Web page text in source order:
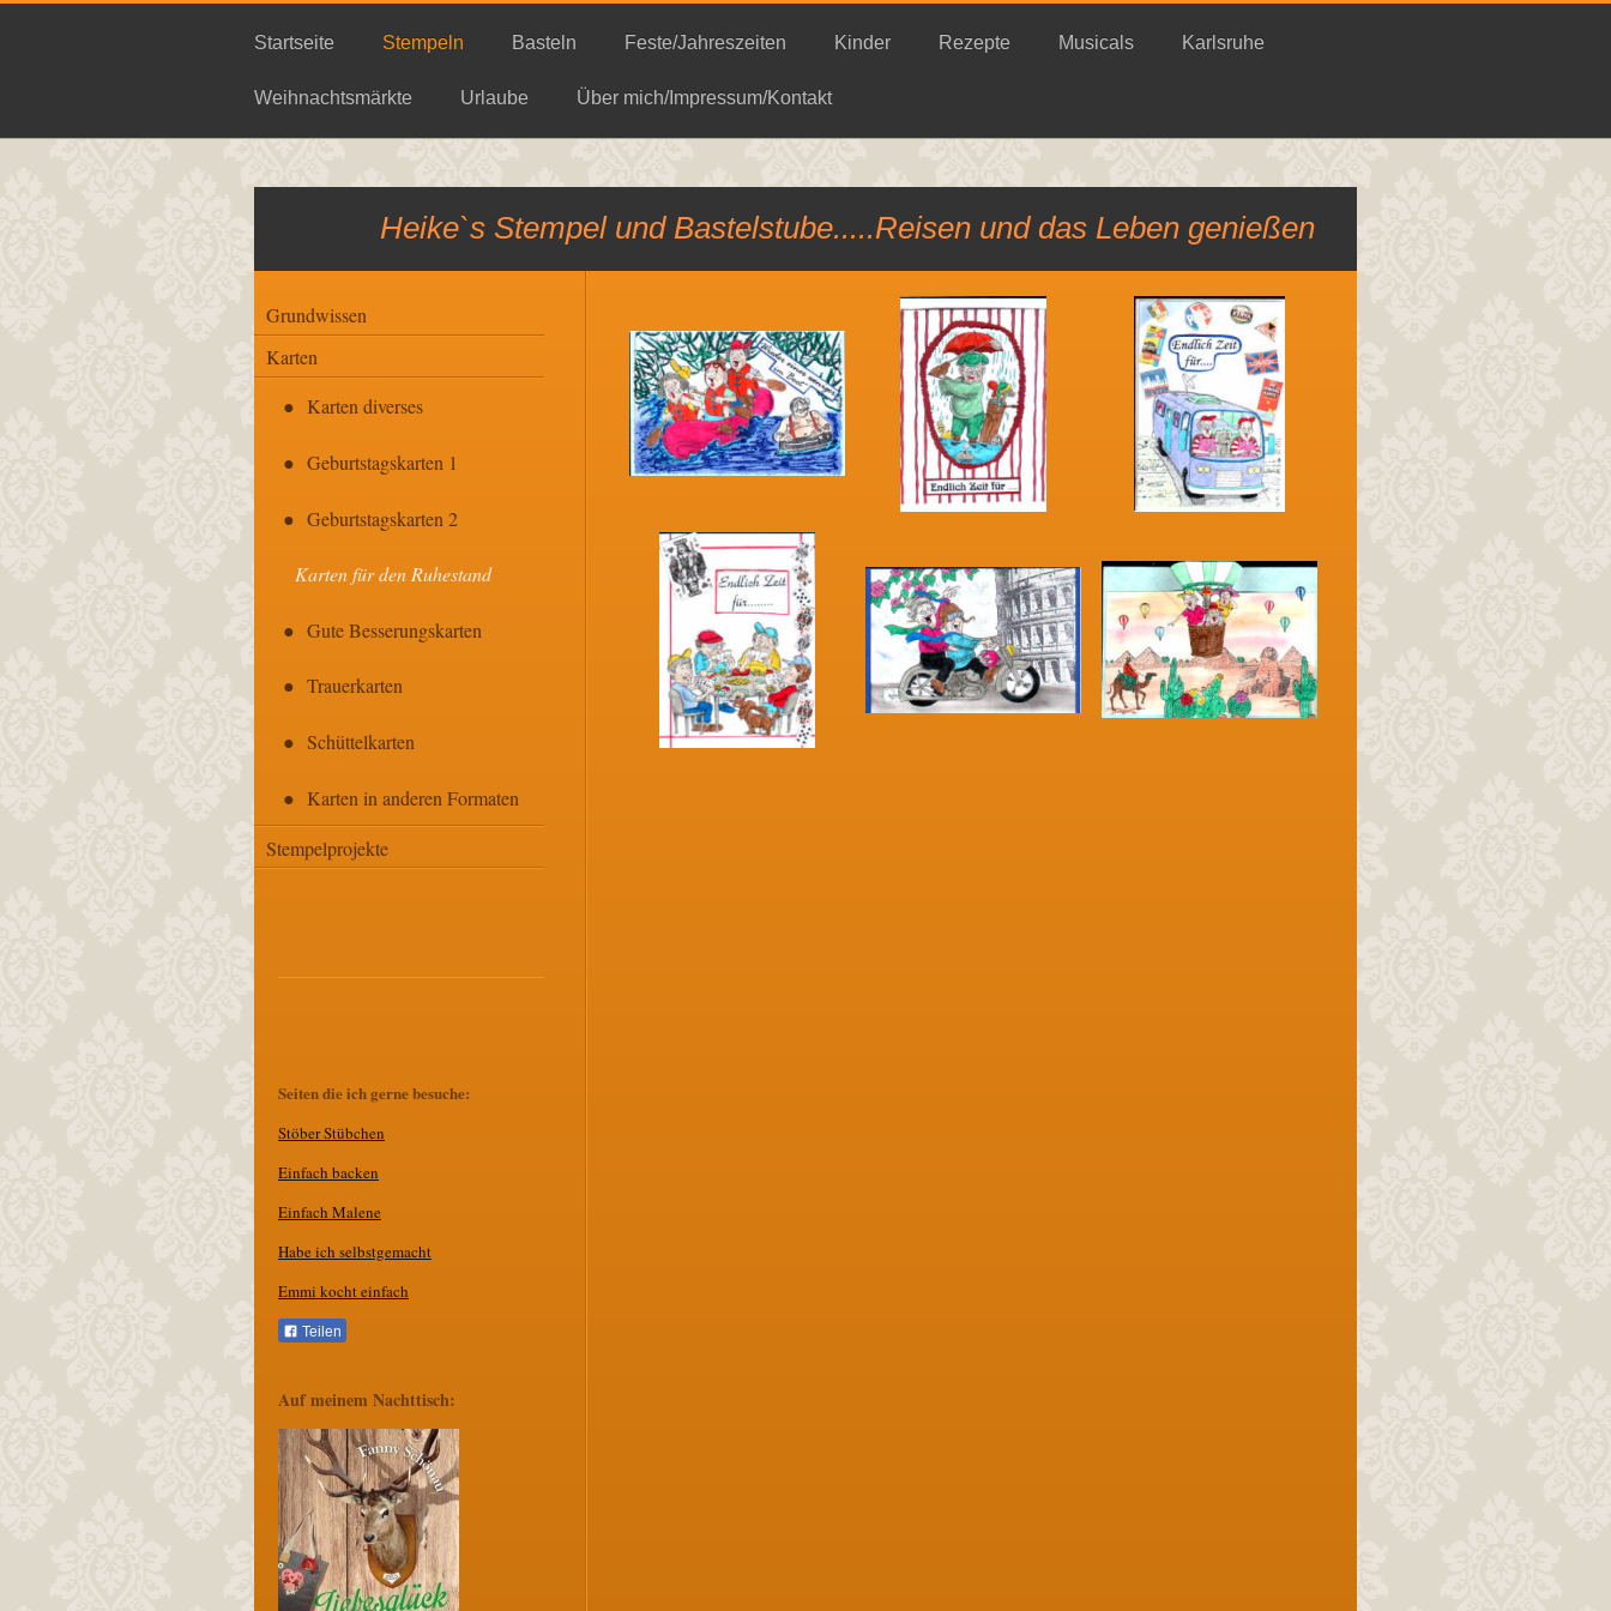
Startseite Stempeln Basteln Feste/Jahreszeiten Kinder Rezepte Musicals Karlsruhe
Weihnachtsmärkte Urlaube Über mich/Impressum/Kontakt
Heike`s Stempel und Bastelstube.....Reisen und das Leben genießen
Grundwissen
Karten
Karten diverses
Geburtstagskarten 1
Geburtstagskarten 2
Karten für den Ruhestand
Gute Besserungskarten
Trauerkarten
Schüttelkarten
Karten in anderen Formaten
Stempelprojekte
Seiten die ich gerne besuche:
Stöber Stübchen
Einfach backen
Einfach Malene
Habe ich selbstgemacht
Emmi kocht einfach
Teilen
Auf meinem Nachttisch: